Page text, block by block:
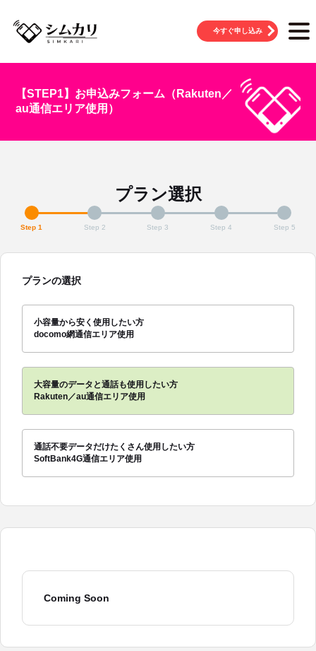
今すぐ申し込み
【STEP1】お申込みフォーム（Rakuten／
au通信エリア使用）
プラン選択
Step 1 Step 2 Step 3 Step 4 Step 5
プランの選択
小容量から安く使用したい方
docomo網通信エリア使用
大容量のデータと通話も使用したい方
Rakuten／au通信エリア使用
通話不要データだけたくさん使用したい方
SoftBank4G通信エリア使用
Coming Soon